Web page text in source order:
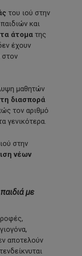
του ιού στην
και
άτομα της
έχουν
στον
μαθητών
διασπορά
τον αριθμό
γενικότερα.
στην
νέων
με
αποτελούν